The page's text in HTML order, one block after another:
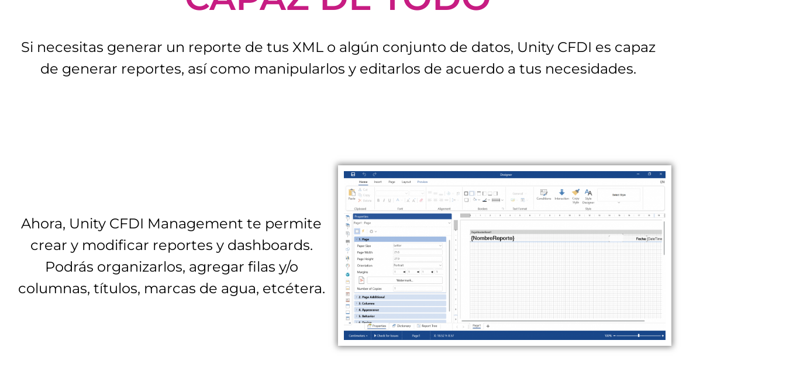
Si necesitas generar un reporte de tus XML o algún conjunto de datos, Unity CFDI es capaz
de generar reportes, así como manipularlos y editarlos de acuerdo a tus necesidades.
Ahora, Unity CFDI Management te permite
crear y modificar reportes y dashboards.
Podrás organizarlos, agregar filas y/o
columnas, títulos, marcas de agua, etcétera.